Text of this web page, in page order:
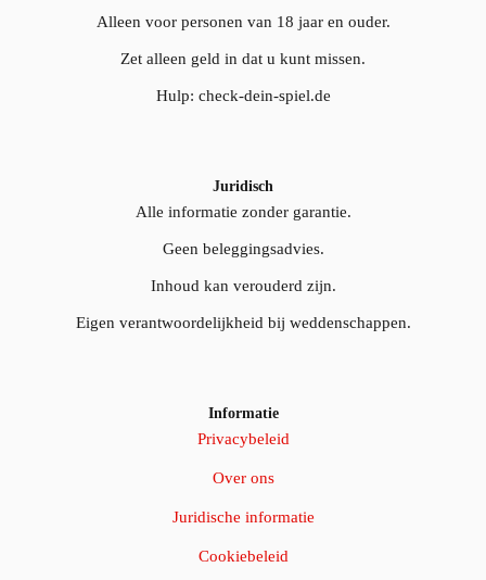
Alleen voor personen van 18 jaar en ouder.
Zet alleen geld in dat u kunt missen.
Hulp: check-dein-spiel.de
Juridisch
Alle informatie zonder garantie.
Geen beleggingsadvies.
Inhoud kan verouderd zijn.
Eigen verantwoordelijkheid bij weddenschappen.
Informatie
Privacybeleid
Over ons
Juridische informatie
Cookiebeleid